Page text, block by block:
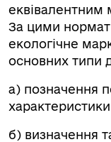
еквівалентним
За цими
екологічне
основних типи
а) позначення
характеристики
б) визначення